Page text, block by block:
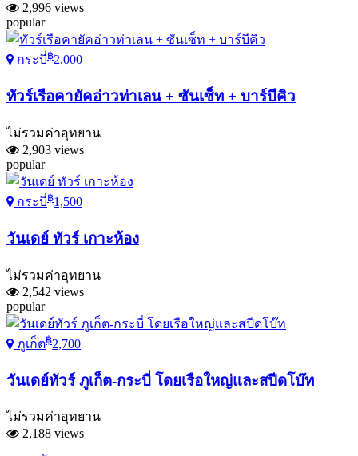
2,996 views
popular
กระบี่฿2,000
ทัวร์เรือคายัคอ่าวท่าเลน + ซันเซ็ท + บาร์บีคิว
ไม่รวมค่าอุทยาน
2,903 views
popular
กระบี่฿1,500
วันเดย์ ทัวร์ เกาะห้อง
ไม่รวมค่าอุทยาน
2,542 views
popular
ภูเก็ต฿2,700
วันเดย์ทัวร์ ภูเก็ต-กระบี่ โดยเรือใหญ่และสปีดโบ๊ท
ไม่รวมค่าอุทยาน
2,188 views